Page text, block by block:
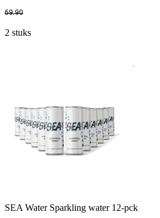
69.90
2 stuks
SEA Water Sparkling water 12-pck